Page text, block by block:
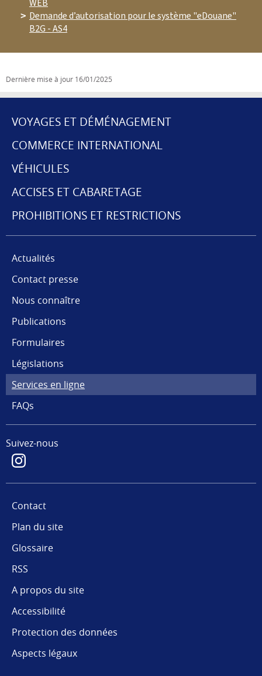
WEB
Demande d’autorisation pour le système "eDouane"
B2G - AS4
Dernière mise à jour 16/01/2025
MENU
DE
NAVIGATION
VOYAGES ET DÉMÉNAGEMENT
COMMERCE INTERNATIONAL
VÉHICULES
ACCISES ET CABARETAGE
PROHIBITIONS ET RESTRICTIONS
Actualités
Contact presse
Nous connaître
Publications
Formulaires
Législations
Services en ligne
FAQs
Suivez-nous
Contact
Plan du site
Glossaire
RSS
A propos du site
Accessibilité
Protection des données
Aspects légaux